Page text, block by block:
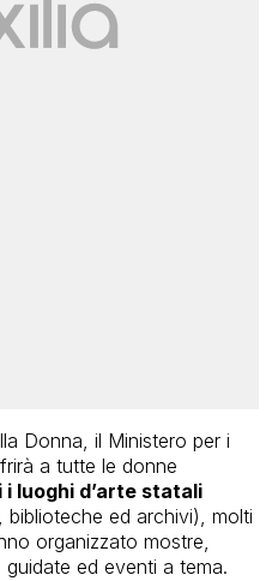
Donna, il Ministero per i
a tutte le donne
luoghi d’arte statali
ed archivi), molti
organizzato mostre,
ed eventi a tema.